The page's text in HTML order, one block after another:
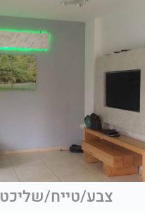
צבע/טייח/שליכט